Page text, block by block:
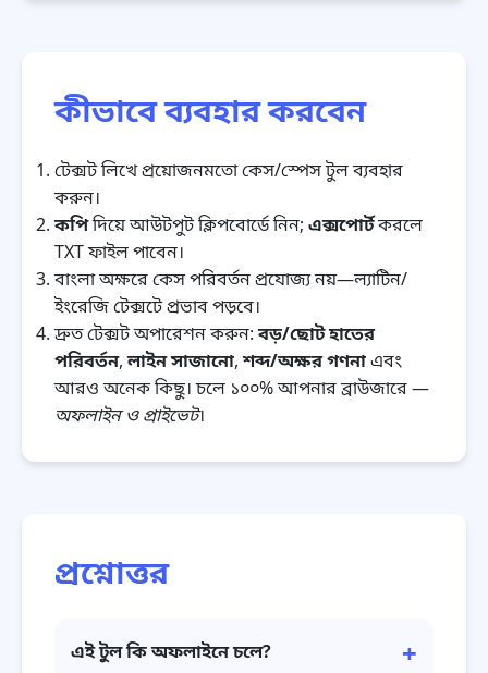
কীভাবে ব্যবহার করবেন
টেক্সট লিখে প্রয়োজনমতো কেস/স্পেস টুল ব্যবহার
করুন।
কপিদিয়ে আউটপুট ক্লিপবোর্ডে নিন; এক্সপোর্টকরলে
TXT ফাইল পাবেন।
বাংলা অক্ষরে কেস পরিবর্তন প্রযোজ্য নয়—ল্যাটিন/
ইংরেজি টেক্সটে প্রভাব পড়বে।
দ্রুত টেক্সট অপারেশন করুন:বড়/ছোট হাতের
পরিবর্তন,লাইন সাজানো,শব্দ/অক্ষর গণনাএবং
আরও অনেক কিছু। চলে ১০০% আপনার ব্রাউজারে —
অফলাইন ও প্রাইভেট।
প্রশ্নোত্তর
এই টুল কি অফলাইনে চলে? +